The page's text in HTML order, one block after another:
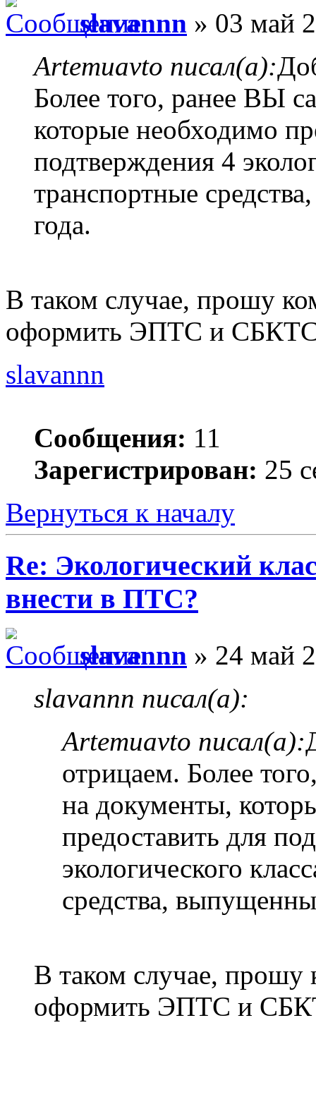
slavannn » 03 май
Artemuavto писал(а):
Более того, ранее ВЫ
которые необходимо
подтверждения 4
транспортные
года.
В таком случае, прошу
оформить ЭПТС и СБКТС
slavannn
Сообщения: 11
Зарегистрирован: 25
Вернуться к началу
Re: Экологический
внести в ПТС?
slavannn » 24 май
slavannn писал(а):
Artemuavto писал(а):
отрицаем. Более
на документы,
предоставить для
экологического
средства,
В таком случае,
оформить ЭПТС и